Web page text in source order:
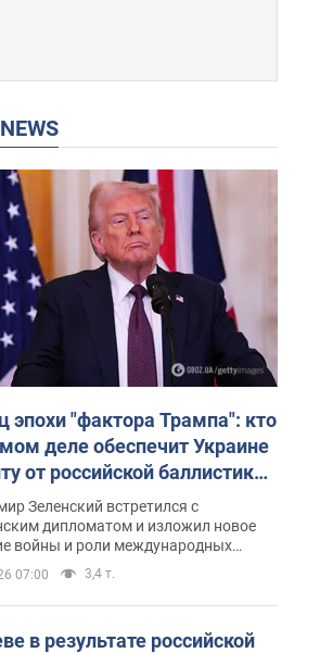
NEWS
эпохи "фактора Трампа": кто
деле обеспечит Украине
от российской баллистики.
с Безсмертным
Зеленский встретился с
дипломатом и изложил новое
войны и роли международных
в борьбе с Россией
07:00 3,4 т.
в результате российской